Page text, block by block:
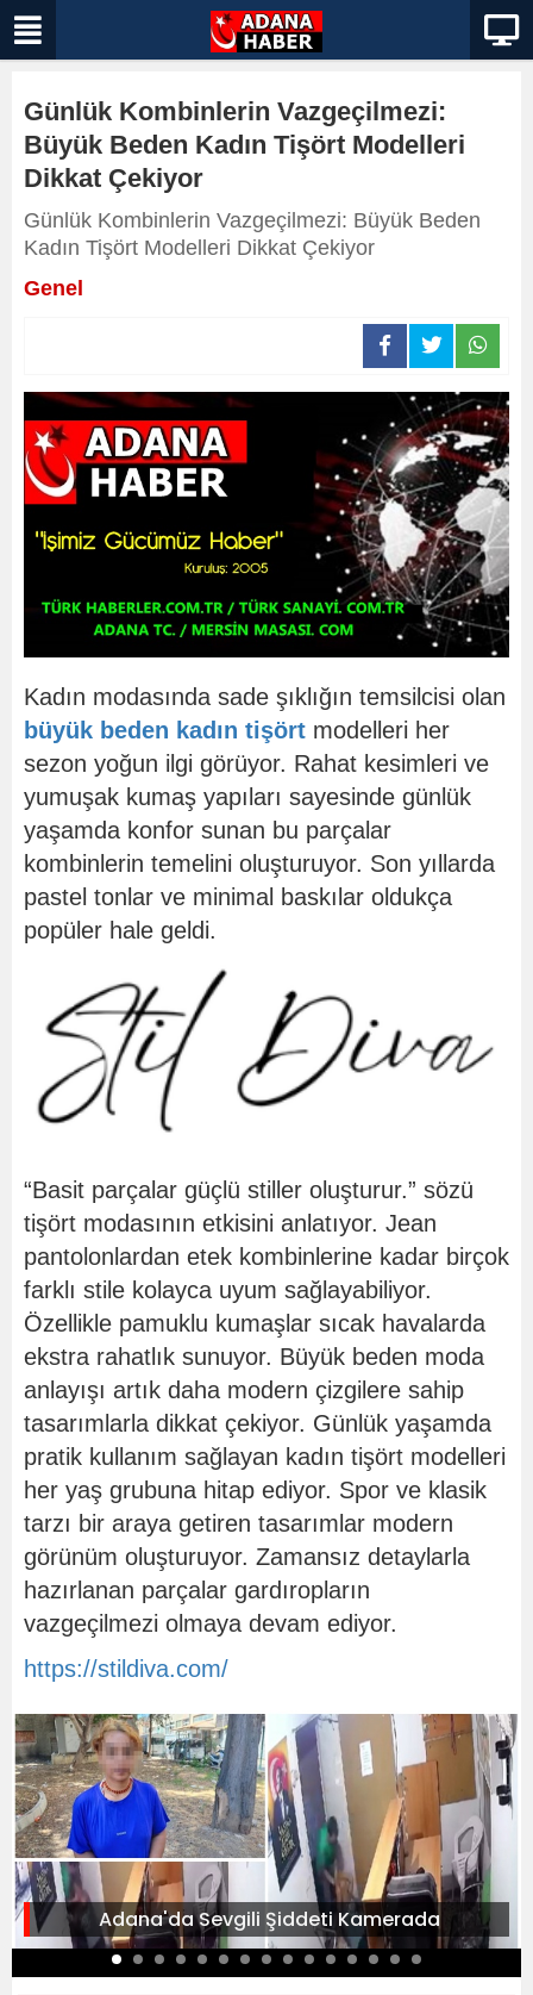
Günlük Kombinlerin Vazgeçilmezi:
Büyük Beden Kadın Tişört Modelleri
Dikkat Çekiyor
Günlük Kombinlerin Vazgeçilmezi: Büyük Beden
Kadın Tişört Modelleri Dikkat Çekiyor
Genel
Kadın modasında sade şıklığın temsilcisi olan
büyük beden kadın tişört modelleri her
sezon yoğun ilgi görüyor. Rahat kesimleri ve
yumuşak kumaş yapıları sayesinde günlük
yaşamda konfor sunan bu parçalar
kombinlerin temelini oluşturuyor. Son yıllarda
pastel tonlar ve minimal baskılar oldukça
popüler hale geldi.
“Basit parçalar güçlü stiller oluşturur.” sözü
tişört modasının etkisini anlatıyor. Jean
pantolonlardan etek kombinlerine kadar birçok
farklı stile kolayca uyum sağlayabiliyor.
Özellikle pamuklu kumaşlar sıcak havalarda
ekstra rahatlık sunuyor. Büyük beden moda
anlayışı artık daha modern çizgilere sahip
tasarımlarla dikkat çekiyor. Günlük yaşamda
pratik kullanım sağlayan kadın tişört modelleri
her yaş grubuna hitap ediyor. Spor ve klasik
tarzı bir araya getiren tasarımlar modern
görünüm oluşturuyor. Zamansız detaylarla
hazırlanan parçalar gardıropların
vazgeçilmezi olmaya devam ediyor.
https://stildiva.com/
Adana'da Sevgili Şiddeti Kamerada